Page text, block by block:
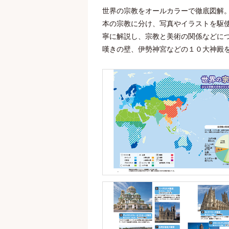
世界の宗教をオールカラーで徹底図解
本の宗教に分け、写真やイラストを駆
寧に解説し、宗教と美術の関係などに
嘆きの壁、伊勢神宮などの１０大神殿